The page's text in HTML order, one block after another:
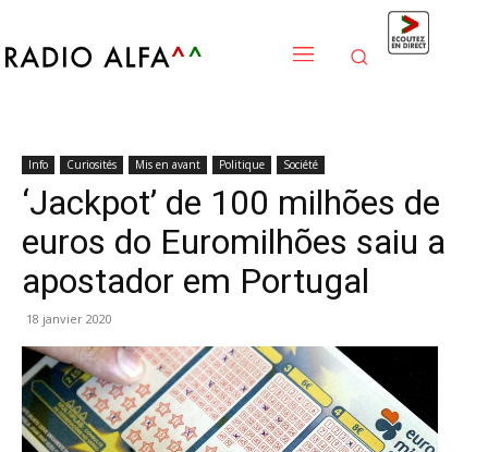
Info Curiosités Mis en avant Politique Société
‘Jackpot’ de 100 milhões de
euros do Euromilhões saiu a
apostador em Portugal
18 janvier 2020